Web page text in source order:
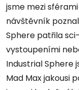
jsme mezi
návštěvník
Sphere patřila
vystoupeními
Industrial Sphere
Mad Max jakousi